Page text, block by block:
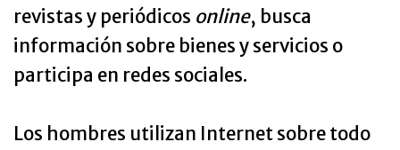
revistas y periódicos online, busca
información sobre bienes y servicios o
participa en redes sociales.
Los hombres utilizan Internet sobre todo